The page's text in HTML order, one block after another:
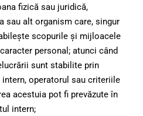
fizică sau juridică,
sau alt organism care, singur
scopurile și mijloacele
personal; atunci când
sunt stabilite prin
operatorul sau criteriile
acestuia pot fi prevăzute în
intern;